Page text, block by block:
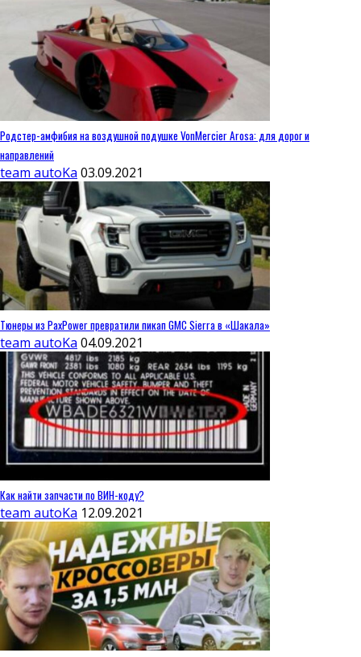
Родстер-амфибия на воздушной подушке VonMercier Arosa: для дорог и
направлений
team autoKa 03.09.2021
Тюнеры из PaxPower превратили пикап GMC Sierra в «Шакала»
team autoKa 04.09.2021
Как найти запчасти по ВИН-коду?
team autoKa 12.09.2021